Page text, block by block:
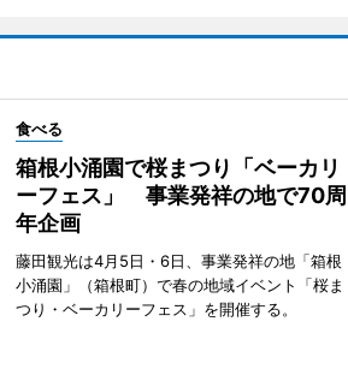
食べる
箱根小涌園で桜まつり「ベーカリ
ーフェス」 事業発祥の地で70周
年企画
藤田観光は4月5日・6日、事業発祥の地「箱根
小涌園」（箱根町）で春の地域イベント「桜ま
つり・ベーカリーフェス」を開催する。